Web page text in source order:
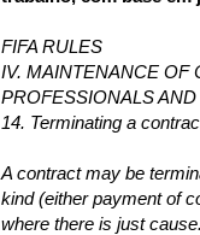
FIFA RULES
IV. MAINTENANCE OF
PROFESSIONALS
14. Terminating a
A contract may be
kind (either payment of
where there is just cause.